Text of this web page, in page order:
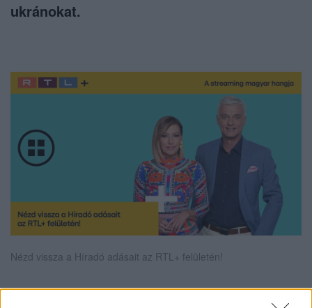
ukránokat.
Nézd vissza a Híradó adásait az RTL+ felületén!